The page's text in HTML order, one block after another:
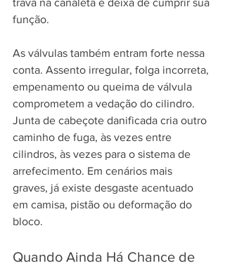
trava na canaleta e deixa de cumprir sua
função.
As válvulas também entram forte nessa
conta. Assento irregular, folga incorreta,
empenamento ou queima de válvula
comprometem a vedação do cilindro.
Junta de cabeçote danificada cria outro
caminho de fuga, às vezes entre
cilindros, às vezes para o sistema de
arrefecimento. Em cenários mais
graves, já existe desgaste acentuado
em camisa, pistão ou deformação do
bloco.
Quando Ainda Há Chance de